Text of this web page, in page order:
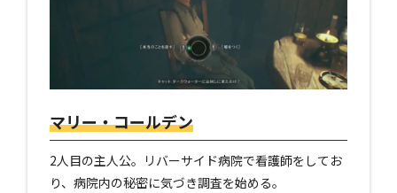
マリー・コールデン
2人目の主人公。リバーサイド病院で看護師をしてお
り、病院内の秘密に気づき調査を始める。